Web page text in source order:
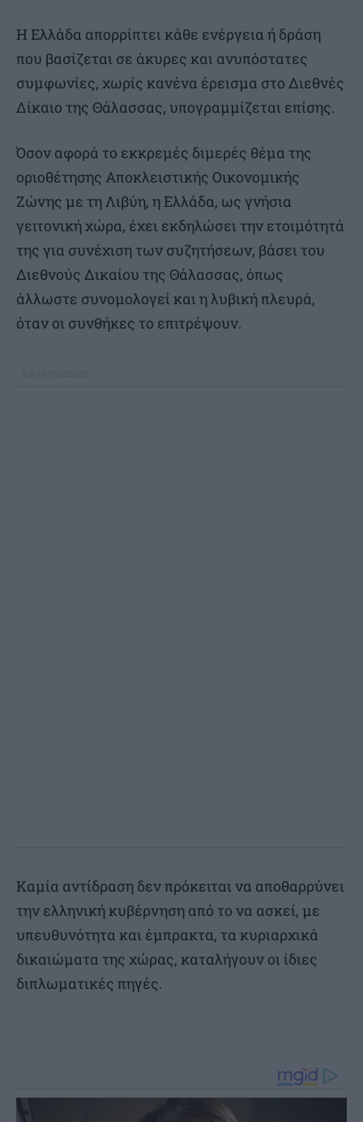
Η Ελλάδα απορρίπτει κάθε ενέργεια ή δράση
που βασίζεται σε άκυρες και ανυπόστατες
συμφωνίες, χωρίς κανένα έρεισμα στο Διεθνές
Δίκαιο της Θάλασσας, υπογραμμίζεται επίσης.
Όσον αφορά το εκκρεμές διμερές θέμα της
οριοθέτησης Αποκλειστικής Οικονομικής
Ζώνης με τη Λιβύη, η Ελλάδα, ως γνήσια
γειτονική χώρα, έχει εκδηλώσει την ετοιμότητά
της για συνέχιση των συζητήσεων, βάσει του
Διεθνούς Δικαίου της Θάλασσας, όπως
άλλωστε συνομολογεί και η λυβική πλευρά,
όταν οι συνθήκες το επιτρέψουν.
Καμία αντίδραση δεν πρόκειται να αποθαρρύνει
την ελληνική κυβέρνηση από το να ασκεί, με
υπευθυνότητα και έμπρακτα, τα κυριαρχικά
δικαιώματα της χώρας, καταλήγουν οι ίδιες
διπλωματικές πηγές.